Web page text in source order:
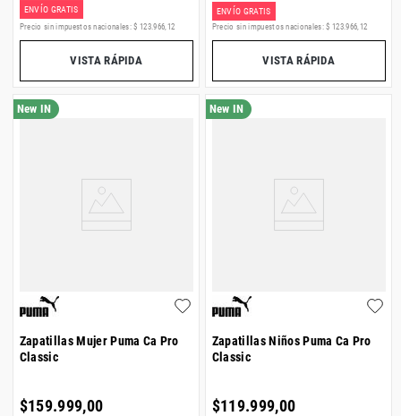
ENVÍO GRATIS
Precio sin impuestos nacionales: $ 123.966,12
VISTA RÁPIDA
ENVÍO GRATIS
Precio sin impuestos nacionales: $ 123.966,12
VISTA RÁPIDA
Zapatillas Mujer Puma Ca Pro
Classic
$159.999,00
Zapatillas Niños Puma Ca Pro
Classic
$119.999,00